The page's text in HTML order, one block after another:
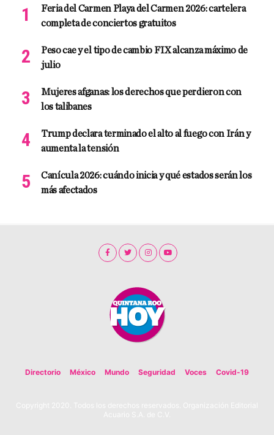
Feria del Carmen Playa del Carmen 2026: cartelera
completa de conciertos gratuitos
Peso cae y el tipo de cambio FIX alcanza máximo de
julio
Mujeres afganas: los derechos que perdieron con
los talibanes
Trump declara terminado el alto al fuego con Irán y
aumenta la tensión
Canícula 2026: cuándo inicia y qué estados serán los
más afectados
Directorio México Mundo Seguridad Voces Covid-19